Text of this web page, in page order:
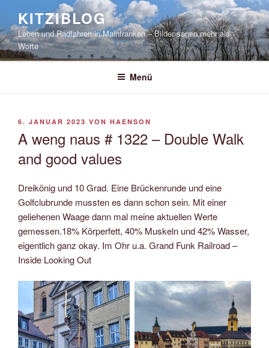
springen
KITZIBLOG
Leben und Radfahren in Mainfranken – Bilder sagen mehr als
Worte
Menü
VERÖFFENTLICHT
6. JANUAR 2023 VON HAENSON
A weng naus # 1322 – Double Walk
and good values
Dreikönig und 10 Grad. Eine Brückenrunde und eine
Golfclubrunde mussten es dann schon sein. Mit einer
geliehenen Waage dann mal meine aktuellen Werte
gemessen.18% Körperfett, 40% Muskeln und 42% Wasser,
eigentlich ganz okay. Im Ohr u.a. Grand Funk Railroad –
Inside Looking Out